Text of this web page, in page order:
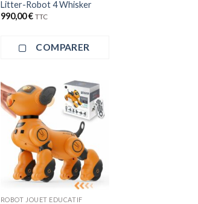
Litter-Robot 4 Whisker
990,00€ TTC
COMPARER
+
ROBOT JOUET EDUCATIF